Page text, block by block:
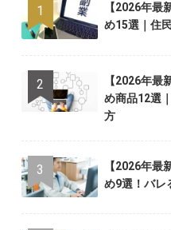
【2026年最
め15選｜住
【2026年最
め商品12選
方
【2026年最
め9選！バレ